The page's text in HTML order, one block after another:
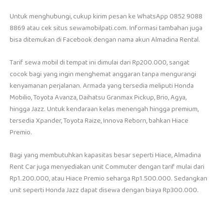
Untuk menghubungi, cukup kirim pesan ke WhatsApp 0852 9088
8869 atau cek situs sewamobilpati.com. Informasi tambahan juga
bisa ditemukan di Facebook dengan nama akun Almadina Rental.
Tarif sewa mobil di tempat ini dimulai dari Rp200.000, sangat
cocok bagi yang ingin menghemat anggaran tanpa mengurangi
kenyamanan perjalanan. Armada yang tersedia meliputi Honda
Mobilio, Toyota Avanza, Daihatsu Granmax Pickup, Brio, Agya,
hingga Jazz. Untuk kendaraan kelas menengah hingga premium,
tersedia Xpander, Toyota Raize, Innova Reborn, bahkan Hiace
Premio.
Bagi yang membutuhkan kapasitas besar seperti Hiace, Almadina
Rent Car juga menyediakan unit Commuter dengan tarif mulai dari
Rp1.200.000, atau Hiace Premio seharga Rp1.500.000. Sedangkan
unit seperti Honda Jazz dapat disewa dengan biaya Rp300.000.